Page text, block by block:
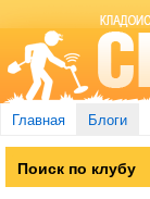
Главная Блоги